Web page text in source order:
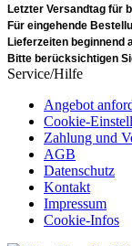
Letzter Versandtag für
Für eingehende
Lieferzeiten beginnend
Bitte berücksichtigen
Service/Hilfe
Angebot
Cookie-
Zahlung und
AGB
Datenschutz
Kontakt
Impressum
Cookie-Infos